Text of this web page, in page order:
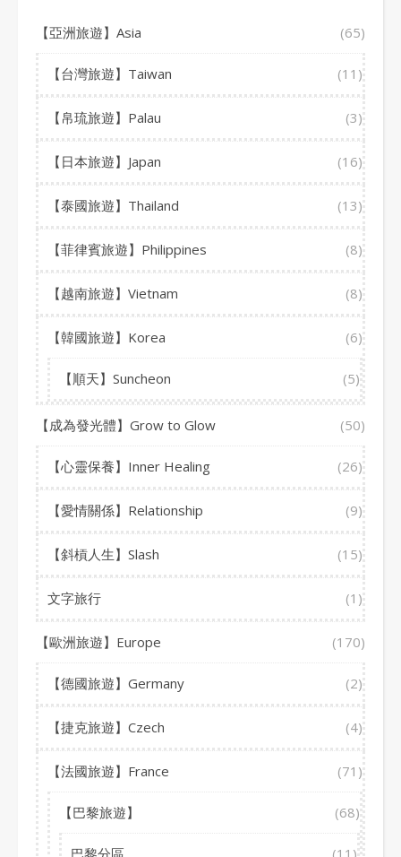
【亞洲旅遊】Asia (65)
【台灣旅遊】Taiwan (11)
【帛琉旅遊】Palau (3)
【日本旅遊】Japan (16)
【泰國旅遊】Thailand (13)
【菲律賓旅遊】Philippines (8)
【越南旅遊】Vietnam (8)
【韓國旅遊】Korea (6)
【順天】Suncheon (5)
【成為發光體】Grow to Glow (50)
【心靈保養】Inner Healing (26)
【愛情關係】Relationship (9)
【斜槓人生】Slash (15)
文字旅行 (1)
【歐洲旅遊】Europe (170)
【德國旅遊】Germany (2)
【捷克旅遊】Czech (4)
【法國旅遊】France (71)
【巴黎旅遊】 (68)